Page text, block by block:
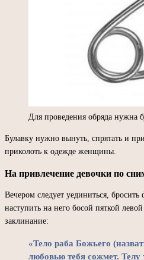
Для проведения обряда нужна
Булавку нужно вынуть, спрятать и
приколоть к одежде женщины.
На привлечение девочки по
Вечером следует уединиться,
наступить на него босой пяткой
заклинание:
«Тело раба Божьего
любовью тебя сожмет. Телу